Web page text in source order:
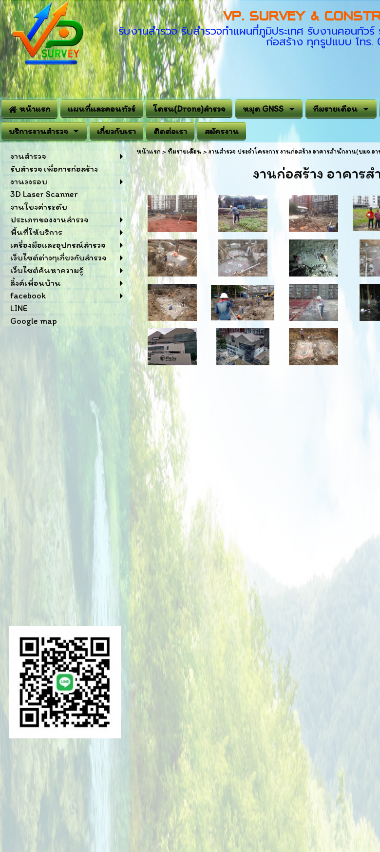
VP. SURVEY &
รับงานสำรวจ รับสำรวจทำแผนที่ภูมิประเทศ รับงานคอนทัว
ก่อสร้าง ทุกรูปแบบ โทร.
หน้าแรก แผนที่และคอนทัวร์ โดรน(Drone)สำรวจ หมุด GNSS ทีมรายเดือน
บริการงานสำรวจ เกี่ยวกับเรา ติดต่อเรา สมัครงาน
งานสำรวจ
รับสำรวจ เพื่อการก่อสร้าง
งานวงรอบ
3D Laser Scanner
งานโยงค่าระดับ
ประเภทของงานสำรวจ
พื้นที่ให้บริการ
เครื่องมือและอุปกรณ์สำรวจ
เว็บไซต์ต่างๆเกี่ยวกับสำรวจ
เว็บไซต์ค้นหาความรู้
ลิ้งค์เพื่อนบ้าน
facebook
LINE
Google map
หน้าแรก> ทีมรายเดือน> งานสำรวจ ประจำโครงการ งานก่อสร้าง อาคารสำนักงาน(บมจ.อ
งานก่อสร้าง อาคาร